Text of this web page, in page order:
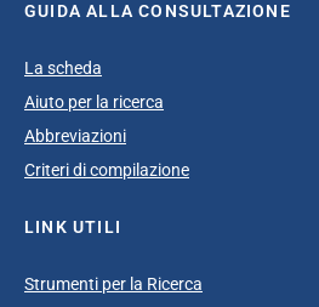
GUIDA ALLA CONSULTAZIONE
La scheda
Aiuto per la ricerca
Abbreviazioni
Criteri di compilazione
LINK UTILI
Strumenti per la Ricerca